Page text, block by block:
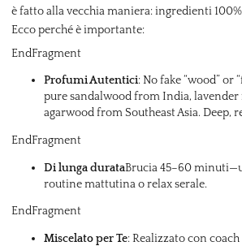
è fatto alla vecchia maniera: ingredienti
Ecco perché è importante:
EndFragment
Profumi Autentici: No fake “wood” or
pure sandalwood from India, lavender
agarwood from Southeast Asia. Deep,
EndFragment
Di lunga durataBrucia 45–60
routine mattutina o relax serale.
EndFragment
Miscelato per Te: Realizzato con